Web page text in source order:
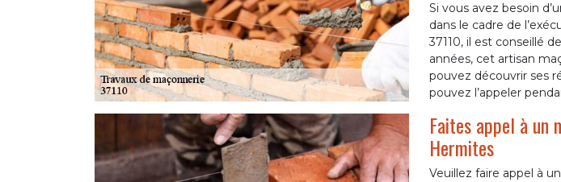
Si vous avez besoin
dans le cadre de
37110, il est conseillé
années, cet artisan
pouvez découvrir ses
pouvez l’appeler
Faites appel à un
Hermites
Veuillez faire appel à